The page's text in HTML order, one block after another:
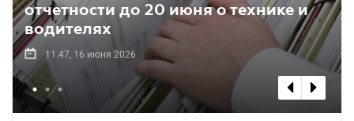
отчетности до 20 июня о технике и
водителях
11.47, 16 июня 2026